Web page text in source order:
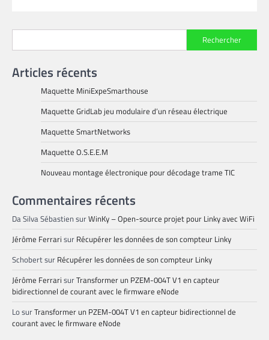
Rechercher
Articles récents
Maquette MiniExpeSmarthouse
Maquette GridLab jeu modulaire d’un réseau électrique
Maquette SmartNetworks
Maquette O.S.E.E.M
Nouveau montage électronique pour décodage trame TIC
Commentaires récents
Da Silva Sébastien surWinKy – Open-source projet pour Linky avec WiFi
Jérôme Ferrari sur Récupérer les données de son compteur Linky
Schobertsur Récupérer les données de son compteur Linky
Jérôme Ferrari surTransformer un PZEM-004T V1 en capteur
bidirectionnel de courant avec le firmware eNode
LosurTransformer un PZEM-004T V1 en capteur bidirectionnel de
courant avec le firmware eNode